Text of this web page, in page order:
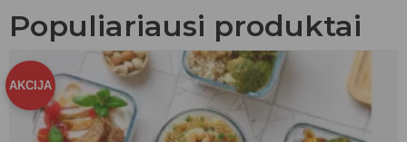
Populiariausi produktai
AKCIJA